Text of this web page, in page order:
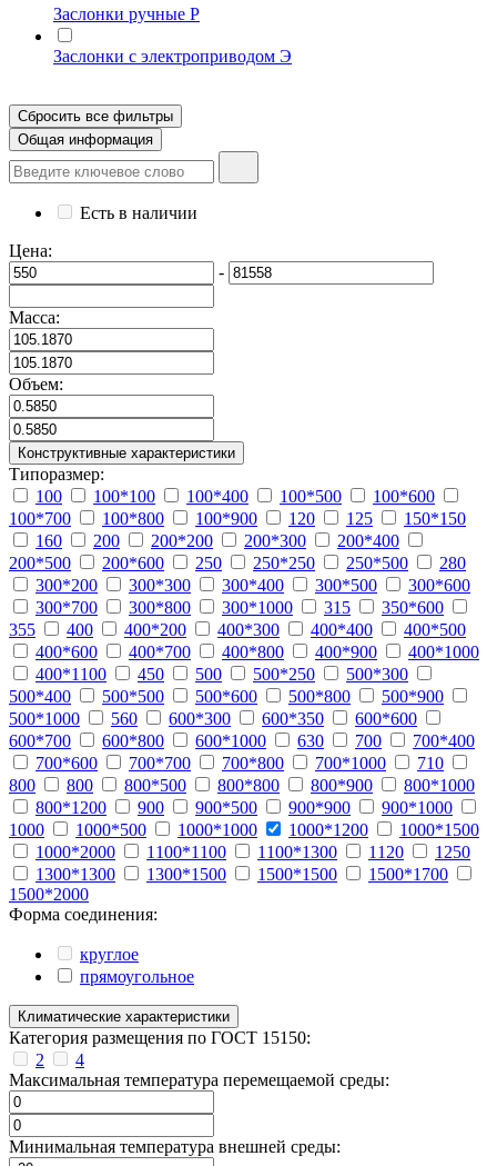
Заслонки ручные Р
Заслонки с электроприводом Э
Сбросить все фильтры
Общая информация
Есть в наличии
Цена:
-
Масса:
Объем:
Конструктивные характеристики
Типоразмер:
100
100*100 100*400 100*500
100*600
100*700
100*800 100*900 120 125
150*150
160
200 200*200 200*300
200*400
200*500
200*600 250 250*250 250*500
280
300*200
300*300 300*400 300*500
300*600
300*700
300*800 300*1000 315
350*600
355
400 400*200 400*300 400*400
400*500
400*600
400*700 400*800 400*900
400*1000
400*1100
450 500 500*250
500*300
500*400
500*500 500*600 500*800
500*900
500*1000
560 600*300 600*350
600*600
600*700
600*800 600*1000 630 700
700*400
700*600
700*700 700*800 700*1000
710
800
800 800*500 800*800 800*900
800*1000
800*1200
900 900*500 900*900
900*1000
1000
1000*500 1000*1000 1000*1200
1000*1500
1000*2000
1100*1100 1100*1300 1120
1250
1300*1300
1300*1500 1500*1500
1500*1700
1500*2000
Форма соединения:
круглое
прямоугольное
Климатические характеристики
Категория размещения по ГОСТ 15150:
2
4
Максимальная температура перемещаемой среды:
Минимальная температура внешней среды: